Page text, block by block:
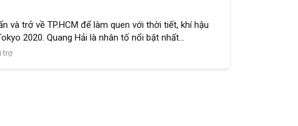
và trở về TP.HCM để làm quen với thời tiết, khí hậu
2020. Quang Hải là nhân tố nổi bật nhất...
trợ